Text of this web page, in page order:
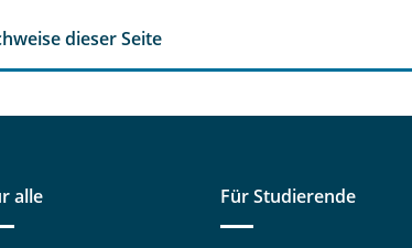
dieser Seite
alle Für Studierende